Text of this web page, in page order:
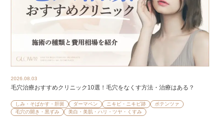
2026.08.03
毛穴治療おすすめクリニック10選！毛穴をなくす方法・治療はある？
しみ・そばかす・肝斑 ダーマペン ニキビ・ニキビ跡
ポテンツァ
毛穴の開き・黒ずみ
美白・美肌・ハリ・ツヤ・くすみ